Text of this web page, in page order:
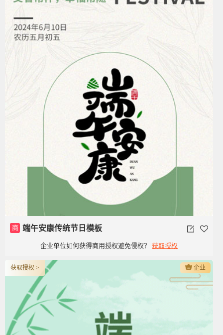
商 端午安康传统节日模板
企业单位如何获得商用授权避免侵权？ 获取授权
获取授权 > 企业